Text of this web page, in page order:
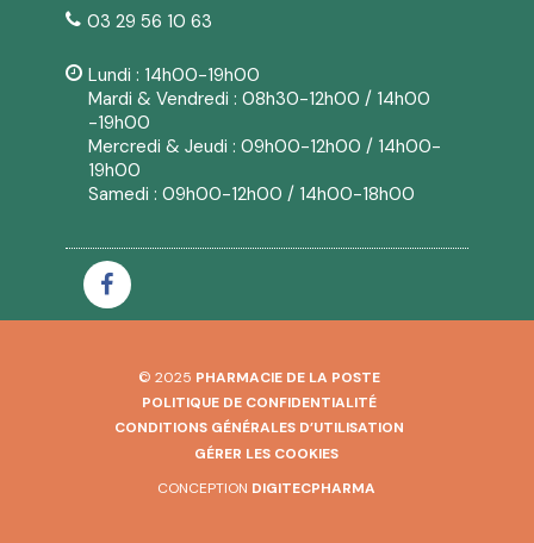
03 29 56 10 63
Lundi : 14h00-19h00
Mardi & Vendredi : 08h30-12h00 / 14h00
-19h00
Mercredi & Jeudi : 09h00-12h00 / 14h00-
19h00
Samedi : 09h00-12h00 / 14h00-18h00
© 2025 PHARMACIE DE LA POSTE
POLITIQUE DE CONFIDENTIALITÉ
CONDITIONS GÉNÉRALES D’UTILISATION
GÉRER LES COOKIES
CONCEPTION DIGITECPHARMA